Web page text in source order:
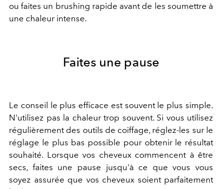
ou faites un brushing rapide avant de les soumettre à
une chaleur intense.
Faites une pause
Le conseil le plus efficace est souvent le plus simple.
N'utilisez pas la chaleur trop souvent. Si vous utilisez
régulièrement des outils de coiffage, réglez-les sur le
réglage le plus bas possible pour obtenir le résultat
souhaité. Lorsque vos cheveux commencent à être
secs, faites une pause jusqu'à ce que vous vous
soyez assurée que vos cheveux soient parfaitement